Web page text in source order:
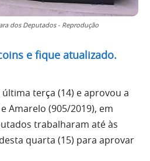
dos Deputados - Reprodução
e fique atualizado.
terça (14) e aprovou a
Amarelo (905/2019), em
trabalharam até às
quarta (15) para aprovar